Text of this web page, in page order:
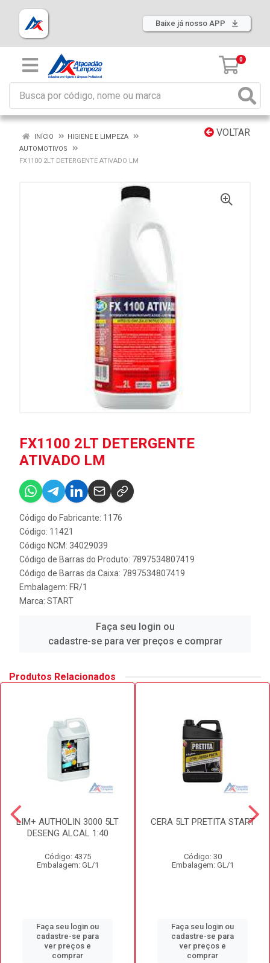
Baixe já nosso APP
0
VOLTAR
INÍCIO
HIGIENE E LIMPEZA
AUTOMOTIVOS
FX1100 2LT DETERGENTE ATIVADO LM
FX1100 2LT DETERGENTE
ATIVADO LM
Código do Fabricante: 1176
Código: 11421
Código NCM: 34029039
Código de Barras do Produto: 7897534807419
Código de Barras da Caixa: 7897534807419
Embalagem: FR/1
Marca: START
Faça seu login ou
cadastre-se para ver preços e comprar
Produtos Relacionados
LIM+ AUTHOLIN 3000 5LT
DESENG ALCAL 1:40
Código: 4375
Embalagem: GL/1
Faça seu login ou
cadastre-se para
ver preços e
comprar
CERA 5LT PRETITA START
Código: 30
Embalagem: GL/1
Faça seu login ou
cadastre-se para
ver preços e
comprar